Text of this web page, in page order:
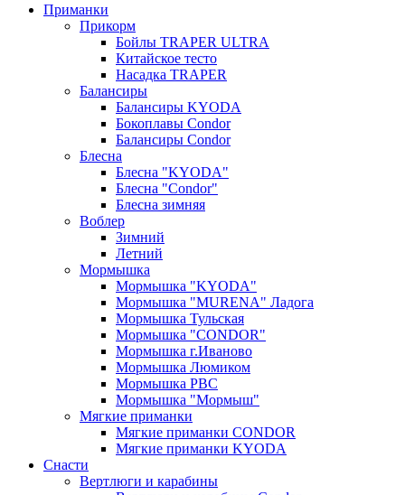
Приманки
Прикорм
Бойлы TRAPER ULTRA
Китайское тесто
Насадка TRAPER
Балансиры
Балансиры KYODA
Бокоплавы Condor
Балансиры Condor
Блесна
Блесна "KYODA"
Блесна "Condor"
Блесна зимняя
Воблер
Зимний
Летний
Мормышка
Мормышка "KYODA"
Мормышка "MURENA" Ладога
Мормышка Тульская
Мормышка "CONDOR"
Мормышка г.Иваново
Мормышка Люмиком
Мормышка РВС
Мормышка "Мормыш"
Мягкие приманки
Мягкие приманки CONDOR
Мягкие приманки KYODA
Снасти
Вертлюги и карабины